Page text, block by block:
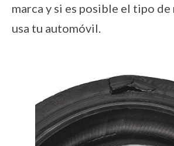
marca y si es posible el tipo
usa tu automóvil.